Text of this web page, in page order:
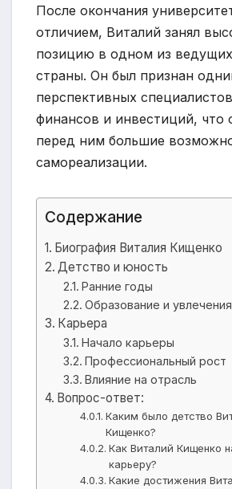
После окончания
отличием, Виталий занял
позицию в одном из
страны. Он был признан
перспективных
финансов и инвестиций, что
перед ним большие
самореализации.
Содержание
Биография Виталия Кищенко
Детство и юность
Ранние годы
Образование и увлечения
Карьера
Начало карьеры
Профессиональный рост
Влияние на отрасль
Вопрос-ответ:
Каким было детство
Кищенко?
Как Виталий Кищенко
карьеру?
Какие достижения